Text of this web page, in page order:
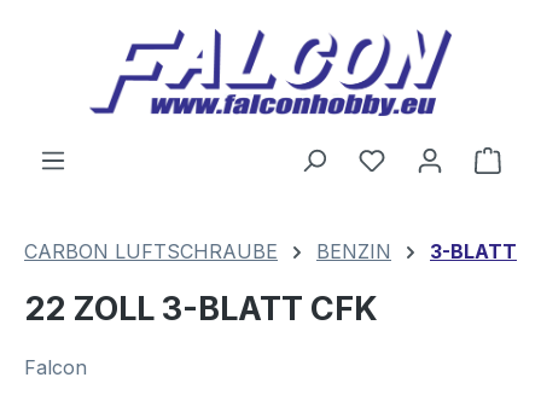
Zum Hauptinhalt springen
Du hast 0
CARBON LUFTSCHRAUBE BENZIN 3-BLATT
22 ZOLL 3-BLATT CFK
Falcon